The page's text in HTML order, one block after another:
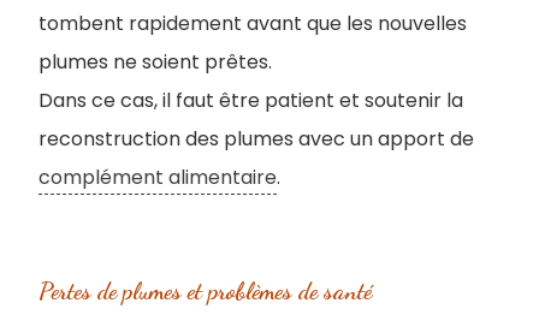
tombent rapidement avant que les nouvelles
plumes ne soient prêtes.
Dans ce cas, il faut être patient et soutenir la
reconstruction des plumes avec un apport de
complément alimentaire.
Pertes de plumes et problèmes de santé